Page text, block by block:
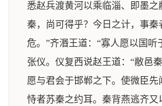
悉赵兵渡黄河以乘临淄、即墨之
秦，尚可得乎？今日之计，事秦
危。”齐湣王道：“寡人愿以国听
张仪。仪复西说赵王道：“敝邑
愿与君会于邯郸之下。使微臣先
恃者苏秦之约耳。秦背燕逃齐又